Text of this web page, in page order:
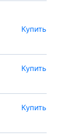
Купить
Купить
Купить